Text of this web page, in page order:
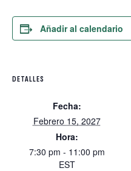
Añadir al calendario
DETALLES
Fecha:
Febrero 15, 2027
Hora:
7:30 pm - 11:00 pm
EST